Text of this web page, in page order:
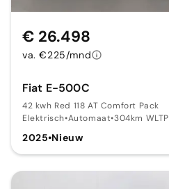
Fiat E-500C
42 kwh Red 118 AT Comfort Pack
Elektrisch•Automaat•304km WLTP
2025•Nieuw
€ 26.498
va. €225/mnd